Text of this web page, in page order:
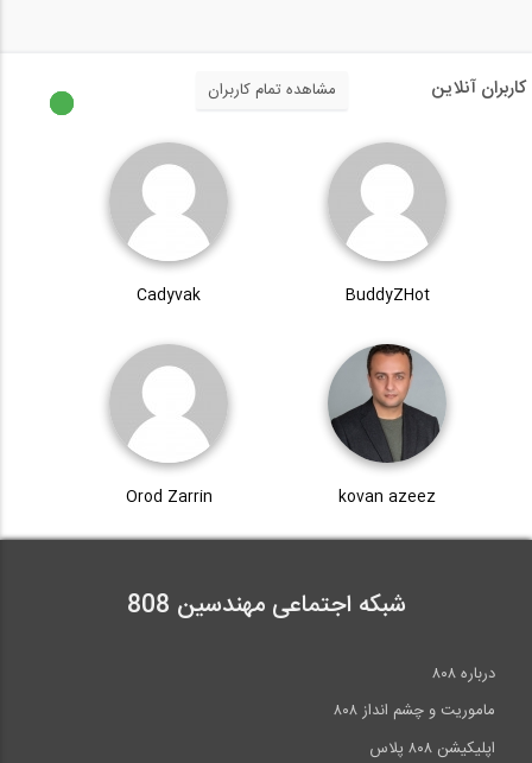
کاربران آنلاین مشاهده تمام کاربران
BuddyZHot
Cadyvak
kovan azeez
Orod Zarrin
شبکه اجتماعی مهندسین 808
درباره ۸۰۸
ماموریت و چشم انداز ۸۰۸
اپلیکیشن ۸۰۸ پلاس